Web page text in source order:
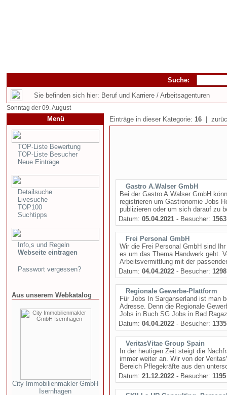
Suche:
Sie befinden sich hier: Beruf und Karriere / Arbeitsagenturen
Sonntag der 09. August
Menü
TOP-Liste Bewertung
TOP-Liste Besucher
Neue Einträge
Detailsuche
Livesuche
TOP100
Suchtipps
Info,s und Regeln
Webseite eintragen
Passwort vergessen?
Aus unserem Webkatalog
City Immobilienmakler GmbH
Isernhagen
Einträge in dieser Kategorie: 16 |
Gastro A.Walser GmbH
Bei der Gastro A.Walser GmbH
registrieren um Gastronomie Jobs
publizieren oder um sich darauf zu
Datum: 05.04.2021 - Besucher: 1563
Frei Personal GmbH
Wir die Frei Personal GmbH sind
es um das Thema Handwerk geht.
Arbeitsvermittlung mit der
Datum: 04.04.2022 - Besucher: 1298
Regionale Gewerbe-Plattform
Für Jobs In Sarganserland ist man
Adresse. Denn die Regionale
Jobs in Buch SG Jobs in Bad
Datum: 04.04.2022 - Besucher: 1335
VeritasVitae Group Spain
In der heutigen Zeit steigt die
immer weiter an. Wir von der
Bereich Pflegekräfte aus den
Datum: 21.12.2022 - Besucher: 1195